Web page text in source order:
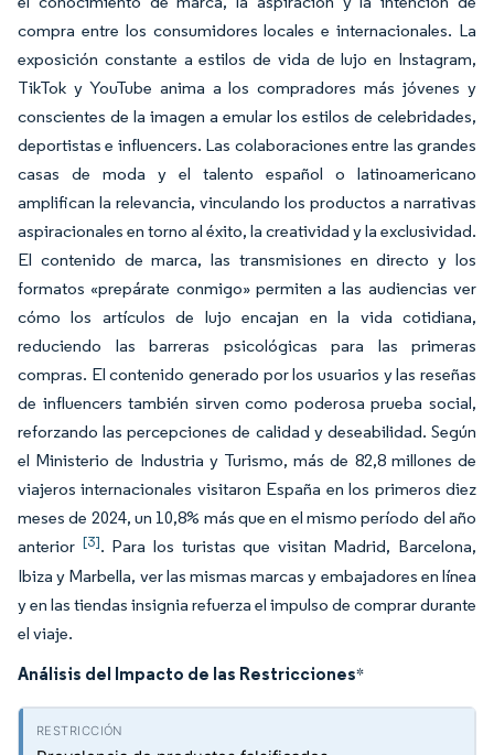
compra entre los consumidores locales e internacionales. La
exposición constante a estilos de vida de lujo en Instagram,
TikTok y YouTube anima a los compradores más jóvenes y
conscientes de la imagen a emular los estilos de celebridades,
deportistas e influencers. Las colaboraciones entre las grandes
casas de moda y el talento español o latinoamericano
amplifican la relevancia, vinculando los productos a narrativas
aspiracionales en torno al éxito, la creatividad y la exclusividad.
El contenido de marca, las transmisiones en directo y los
formatos «prepárate conmigo» permiten a las audiencias ver
cómo los artículos de lujo encajan en la vida cotidiana,
reduciendo las barreras psicológicas para las primeras
compras. El contenido generado por los usuarios y las reseñas
de influencers también sirven como poderosa prueba social,
reforzando las percepciones de calidad y deseabilidad. Según
el Ministerio de Industria y Turismo, más de 82,8 millones de
viajeros internacionales visitaron España en los primeros diez
meses de 2024, un 10,8% más que en el mismo período del año
anterior [3]. Para los turistas que visitan Madrid, Barcelona,
Ibiza y Marbella, ver las mismas marcas y embajadores en línea
y en las tiendas insignia refuerza el impulso de comprar durante
el viaje.
Análisis del Impacto de las Restricciones*